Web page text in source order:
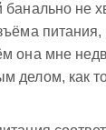
не
она мне
делом, как